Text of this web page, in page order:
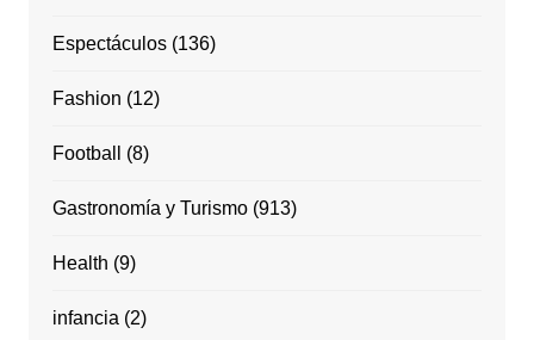
Espectáculos(136)
Fashion (12)
Football (8)
Gastronomía y Turismo(913)
Health (9)
infancia (2)